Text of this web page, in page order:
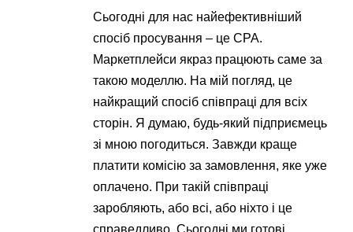
Сьогодні для нас найефективніший
спосіб просування – це CPA.
Маркетплейси якраз працюють саме за
такою моделлю. На мій погляд, це
найкращий спосіб співпраці для всіх
сторін. Я думаю, будь-який підприємець
зі мною погодиться. Завжди краще
платити комісію за замовлення, яке уже
оплачено. При такій співпраці
заробляють, або всі, або ніхто і це
справедливо. Сьогодні ми готові